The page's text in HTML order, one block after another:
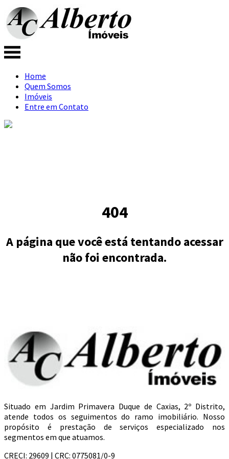
Home
Quem Somos
Imóveis
Entre em Contato
404
A página que você está tentando acessar
não foi encontrada.
Situado em Jardim Primavera Duque de Caxias, 2º Distrito,
atende todos os seguimentos do ramo imobiliário. Nosso
propósito é prestação de serviços especializado nos
segmentos em que atuamos.
CRECI: 29609 | CRC: 0775081/0-9